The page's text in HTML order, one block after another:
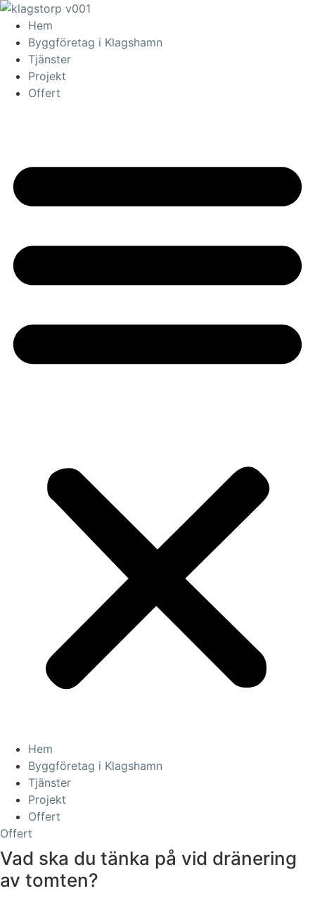
Skip
content
Hem
Byggföretag i Klagshamn
Tjänster
Projekt
Offert
Hem
Byggföretag i Klagshamn
Tjänster
Projekt
Offert
Offert
Vad ska du tänka på vid dränering
av tomten?